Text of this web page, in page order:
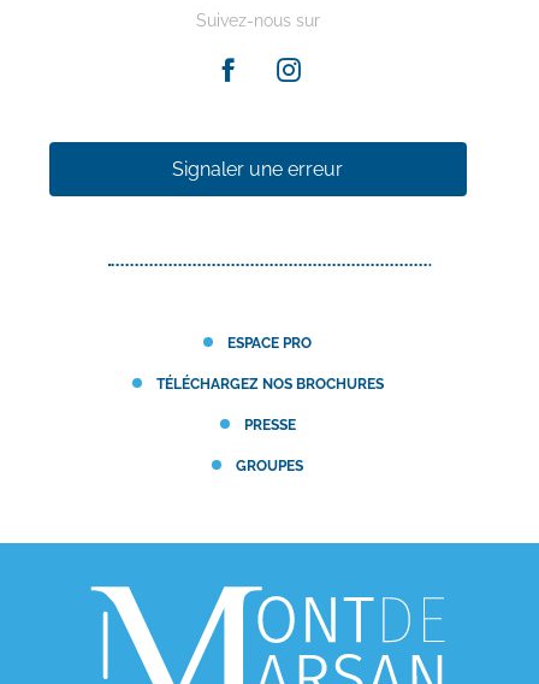
Suivez-nous sur
Signaler une erreur
ESPACE PRO
TÉLÉCHARGEZ NOS BROCHURES
PRESSE
GROUPES